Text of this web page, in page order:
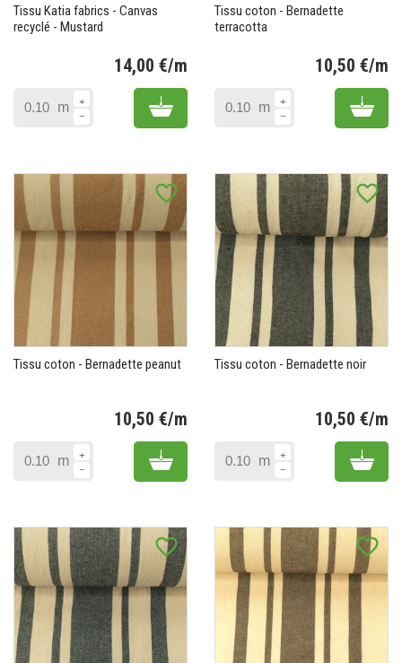
Tissu Katia fabrics - Canvas
recyclé - Mustard
14,00 €/m
m Add to cart
Tissu coton - Bernadette
terracotta
10,50 €/m
m Add
favorite_border
Tissu coton - Bernadette peanut
10,50 €/m
m Add to cart
favorite_border
Tissu coton - Bernadette noir
10,50 €/m
m Add
favorite_border favorite_border